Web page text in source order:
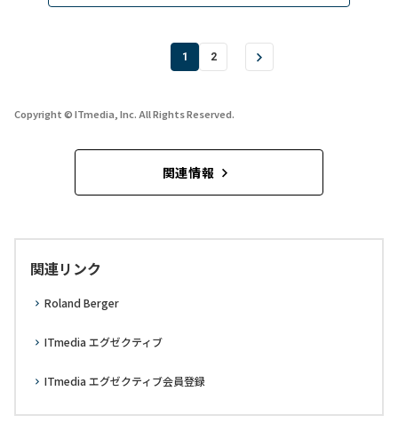
1 2
Copyright © ITmedia, Inc. All Rights Reserved.
関連情報
関連リンク
Roland Berger
ITmedia エグゼクティブ
ITmedia エグゼクティブ会員登録